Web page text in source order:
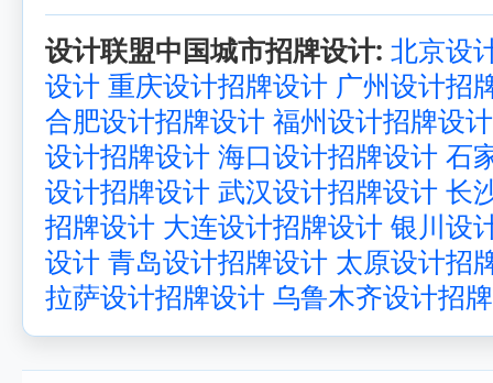
设计联盟中国城市招牌设计: 北京设
设计 重庆设计招牌设计 广州设计招
合肥设计招牌设计 福州设计招牌设计
设计招牌设计 海口设计招牌设计 石
设计招牌设计 武汉设计招牌设计 长
招牌设计 大连设计招牌设计 银川设
设计 青岛设计招牌设计 太原设计招
拉萨设计招牌设计 乌鲁木齐设计招